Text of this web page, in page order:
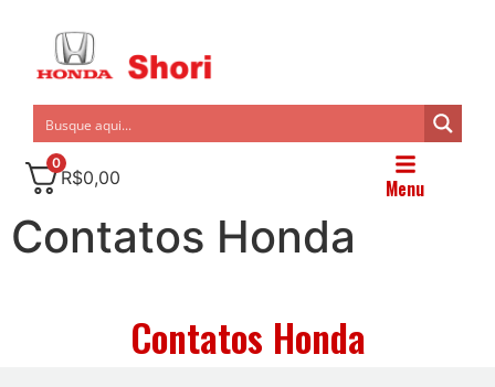
0
R$0,00 Menu
Contatos Honda
Contatos Honda